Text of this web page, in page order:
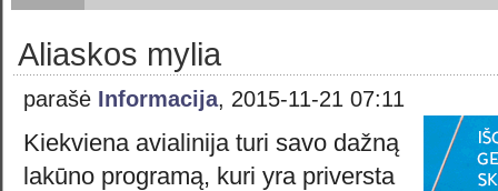
Aliaskos mylia
parašė Informacija, 2015-11-21 07:11
Kiekviena avialinija turi savo dažną
lakūno programą, kuri yra priversta